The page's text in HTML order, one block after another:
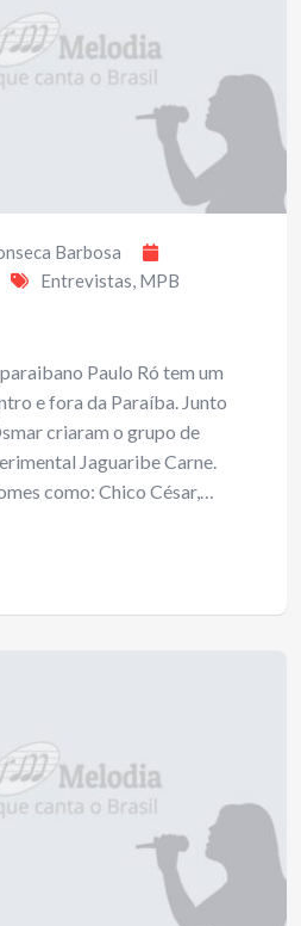
Barbosa
Entrevistas, MPB
Paulo Ró tem um
e fora da Paraíba. Junto
criaram o grupo de
Jaguaribe Carne.
como: Chico César,…